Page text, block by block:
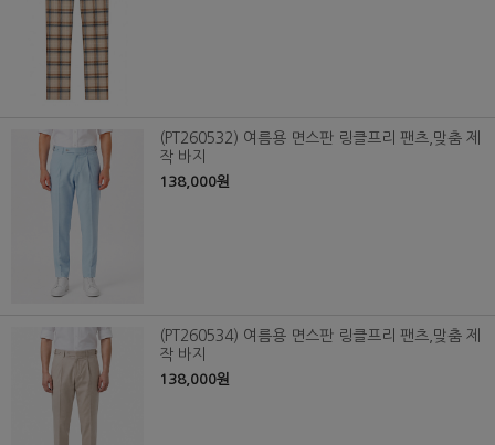
(PT260532) 여름용 면스판 링클프리 팬츠,맞춤 제
작 바지
138,000원
(PT260534) 여름용 면스판 링클프리 팬츠,맞춤 제
작 바지
138,000원